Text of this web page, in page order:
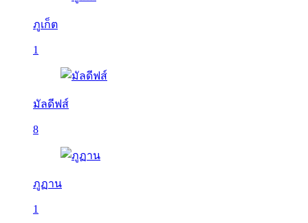
ภูเก็ต
1
มัลดีฟส์
8
ภูฏาน
1